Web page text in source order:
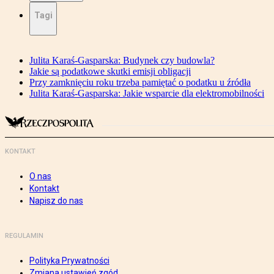
Tagi
Julita Karaś-Gasparska: Budynek czy budowla?
Jakie są podatkowe skutki emisji obligacji
Przy zamknięciu roku trzeba pamiętać o podatku u źródła
Julita Karaś-Gasparska: Jakie wsparcie dla elektromobilności
KONTAKT
O nas
Kontakt
Napisz do nas
REGULAMIN
Polityka Prywatności